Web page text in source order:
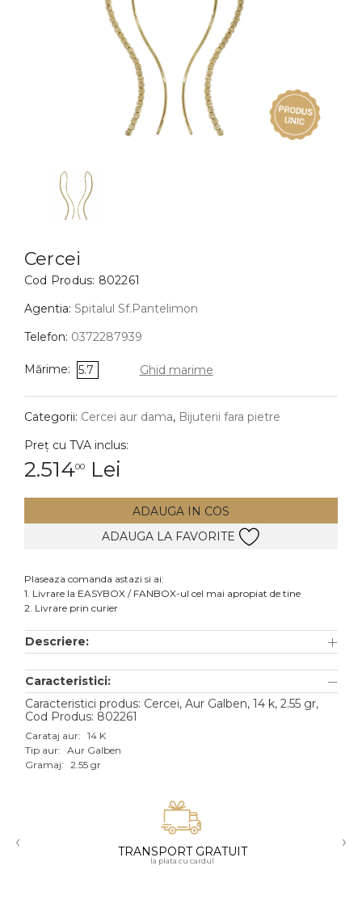
BIJUTERII COPII
Cercei
Bratari
Coliere
Lanturi
Pandantive
DIAMANTE Vezi toate
Cercei
Accesorii
Aur alb
Aur roz
Aur mixt
18K
Cercei
Cod Produs: 802261
Agentia: Spitalul Sf.Pantelimon
Telefon: 0372287939
Mărime: 5.7 Ghid marime
Categorii: Cercei aur dama, Bijuterii fara pietre
Preț cu TVA inclus:
2.51400 Lei
ADAUGA IN COS
ADAUGA LA FAVORITE
Plaseaza comanda astazi si ai:
1. Livrare la EASYBOX / FANBOX-ul cel mai apropiat de tine
2. Livrare prin curier
Descriere:
Caracteristici:
Caracteristici produs: Cercei, Aur Galben, 14 k, 2.55 gr,
Cod Produs: 802261
Carataj aur: 14 K
Tip aur: Aur Galben
Gramaj: 2.55 gr
‹ TRANSPORT GRATUIT
la plata cu cardul
›